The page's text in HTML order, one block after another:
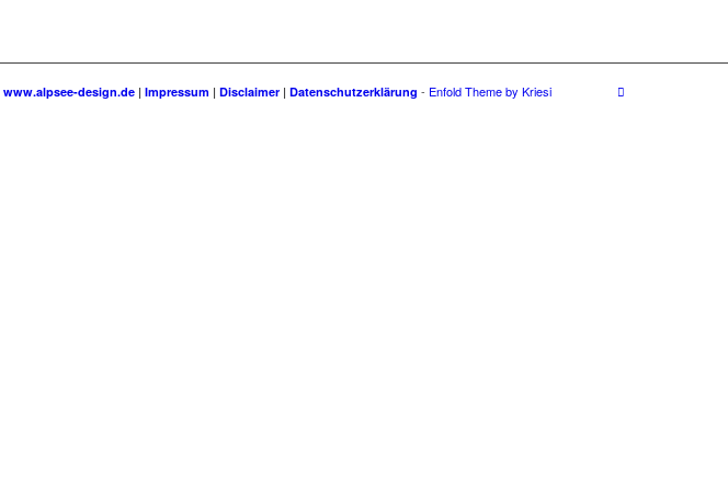
www.alpsee-design.de | Impressum | Disclaimer | Datenschutzerklärung - Enfold Theme by Kriesi